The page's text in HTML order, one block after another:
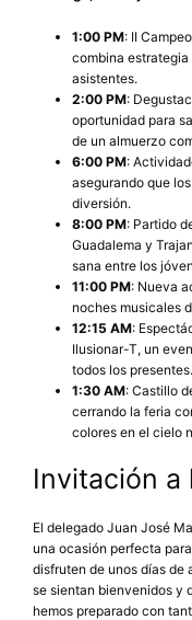
1:00 PM: II
combina
asistentes.
2:00 PM:
oportunidad para
de un almuerzo
6:00 PM:
asegurando que
diversión.
8:00 PM: Partido
Guadalema y
sana entre los
11:00 PM: Nueva
noches musicales
12:15 AM:
Ilusionar-T, un
todos los presentes.
1:30 AM: Castillo
cerrando la feria
colores en el cielo
Invitación a
El delegado Juan José
una ocasión perfecta
disfruten de unos días de
se sientan bienvenidos y
hemos preparado con